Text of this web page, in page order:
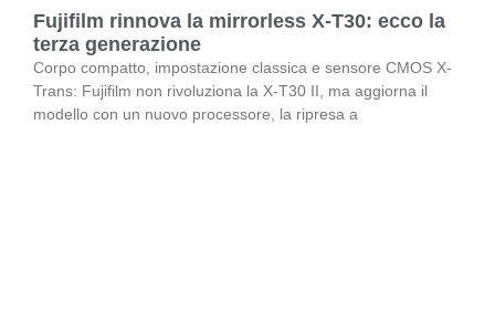
Fujifilm rinnova la mirrorless X-T30: ecco la
terza generazione
Corpo compatto, impostazione classica e sensore CMOS X-
Trans: Fujifilm non rivoluziona la X-T30 II, ma aggiorna il
modello con un nuovo processore, la ripresa a